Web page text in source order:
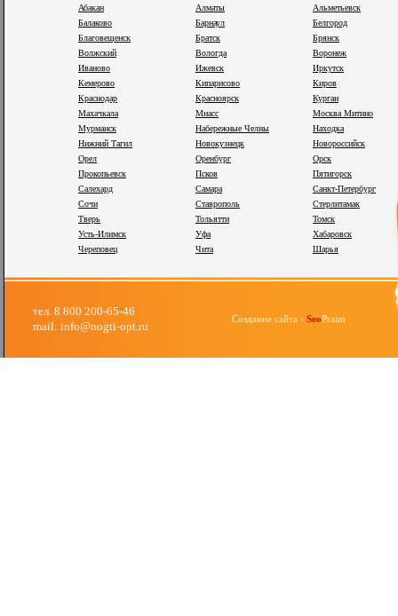
Абакан Алматы
Альметьевск
Балаково
Барнаул
Белгород
Благовещенск
Братск
Брянск
Волжский
Вологда
Воронеж
Иваново
Ижевск
Иркутск
Кемерово
Кипарисово
Киров
Краснодар
Красноярск
Курган
Махачкала
Миасс
Москва Митино
Мурманск
Набережные Челны
Находка
Нижний Тагил
Новокузнецк
Новороссийск
Орел
Оренбург
Орск
Прокопьевск
Псков
Пятигорск
Салехард
Самара
Санкт-Петербург
Сочи
Ставрополь
Стерлитамак
Тверь
Тольятти
Томск
Усть-Илимск
Уфа
Хабаровск
Череповец
Чита Шарья
тел. 8 800 200-65-46
mail: info@nogti-opt.ru
Создание сайта - SeoPraim